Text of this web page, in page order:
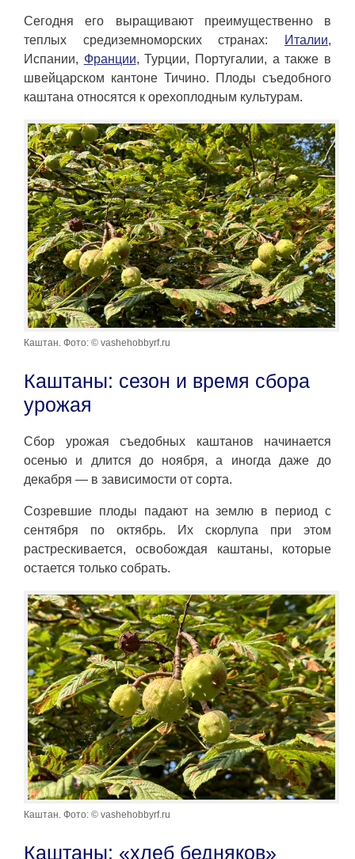
Сегодня его выращивают преимущественно в
теплых средиземноморских странах:
Италии,
Испании, Франции, Турции, Португалии, а также в
швейцарском кантоне Тичино. Плоды съедобного
каштана относятся к орехоплодным культурам.
Каштан. Фото: © vashehobbyrf.ru
Каштаны: сезон и время сбора
урожая
Сбор урожая съедобных каштанов начинается
осенью и длится до ноября, а иногда даже до
декабря — в зависимости от сорта.
Созревшие плоды падают на землю в период с
сентября по октябрь. Их скорлупа при этом
растрескивается, освобождая каштаны, которые
остается только собрать.
Каштан. Фото: © vashehobbyrf.ru
Каштаны: «хлеб бедняков»